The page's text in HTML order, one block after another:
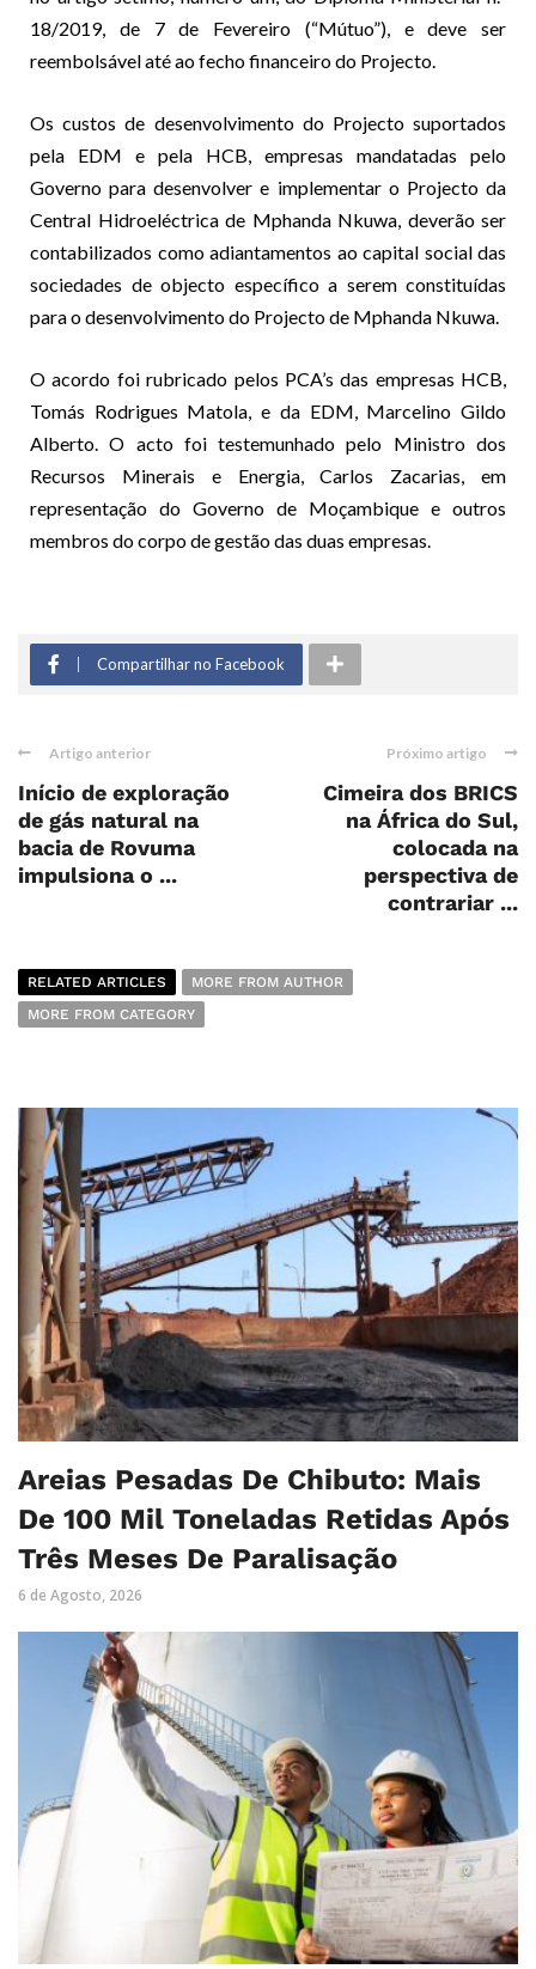
18/2019, de 7 de Fevereiro (“Mútuo”), e deve ser
reembolsável até ao fecho financeiro do Projecto.
Os custos de desenvolvimento do Projecto suportados
pela EDM e pela HCB, empresas mandatadas pelo
Governo para desenvolver e implementar o Projecto da
Central Hidroeléctrica de Mphanda Nkuwa, deverão ser
contabilizados como adiantamentos ao capital social das
sociedades de objecto específico a serem constituídas
para o desenvolvimento do Projecto de Mphanda Nkuwa.
O acordo foi rubricado pelos PCA’s das empresas HCB,
Tomás Rodrigues Matola, e da EDM, Marcelino Gildo
Alberto. O acto foi testemunhado pelo Ministro dos
Recursos Minerais e Energia, Carlos Zacarias, em
representação do Governo de Moçambique e outros
membros do corpo de gestão das duas empresas.
Compartilhar no Facebook
Artigo anterior
Início de exploração
de gás natural na
bacia de Rovuma
impulsiona o ...
Próximo artigo
Cimeira dos BRICS
na África do Sul,
colocada na
perspectiva de
contrariar ...
RELATED ARTICLES
MORE FROM AUTHOR
MORE FROM CATEGORY
Areias Pesadas De Chibuto: Mais
De 100 Mil Toneladas Retidas Após
Três Meses De Paralisação
6 de Agosto, 2026